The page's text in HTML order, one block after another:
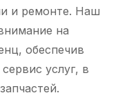
и ремонте. Наш
на
обеспечив
услуг, в